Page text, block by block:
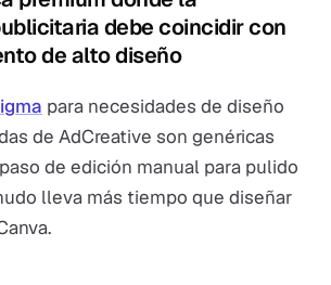
debe coincidir con
de alto diseño
para necesidades de diseño
de AdCreative son genéricas
de edición manual para pulido
lleva más tiempo que diseñar